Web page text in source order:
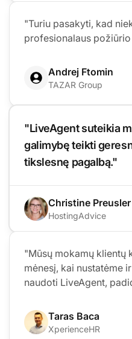
"Turiu pasakyti, kad
profesionalaus
Andrej Ftomin
TAZAR Group
"LiveAgent suteikia
galimybę teikti
tikslesnę pagalbą."
Christine Preusler
HostingAdvice
"Mūsų mokamų klientų
mėnesį, kai nustatėme
naudoti LiveAgent,
Taras Baca
XperienceHR